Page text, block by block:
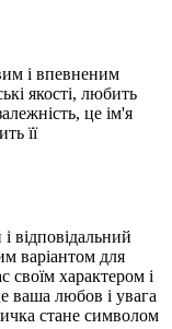
і впевненим
якості, любить
це ім'я
її
відповідальний
варіантом для
своїм характером і
ваша любов і увага
стане символом